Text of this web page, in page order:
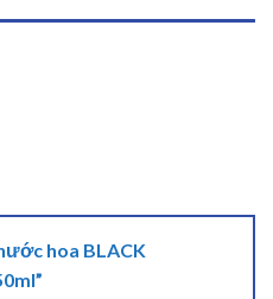
hoa BLACK